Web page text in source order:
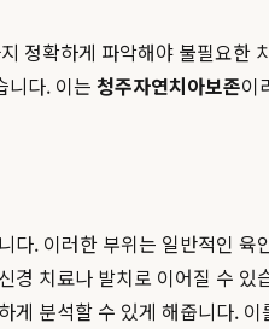
정확하게 파악해야 불필요한
니다. 이는 청주자연치아보존이
. 이러한 부위는 일반적인
치료나 발치로 이어질 수
분석할 수 있게 해줍니다.